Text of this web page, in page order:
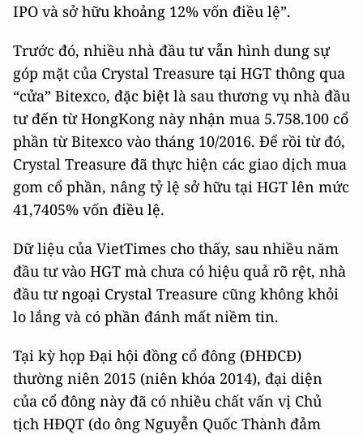
IPO và sở hữu khoảng 12% vốn điều lệ”.
Trước đó, nhiều nhà đầu tư vẫn hình dung sự
góp mặt của Crystal Treasure tại HGT thông qua
“cửa” Bitexco, đặc biệt là sau thương vụ nhà đầu
tư đến từ HongKong này nhận mua 5.758.100 cổ
phần từ Bitexco vào tháng 10/2016. Để rồi từ đó,
Crystal Treasure đã thực hiện các giao dịch mua
gom cổ phần, nâng tỷ lệ sở hữu tại HGT lên mức
41,7405% vốn điều lệ.
Dữ liệu của VietTimes cho thấy, sau nhiều năm
đầu tư vào HGT mà chưa có hiệu quả rõ rệt, nhà
đầu tư ngoại Crystal Treasure cũng không khỏi
lo lắng và có phần đánh mất niềm tin.
Tại kỳ họp Đại hội đồng cổ đông (ĐHĐCĐ)
thường niên 2015 (niên khóa 2014), đại diện
của cổ đông này đã có nhiều chất vấn vị Chủ
tịch HĐQT (do ông Nguyễn Quốc Thành đảm